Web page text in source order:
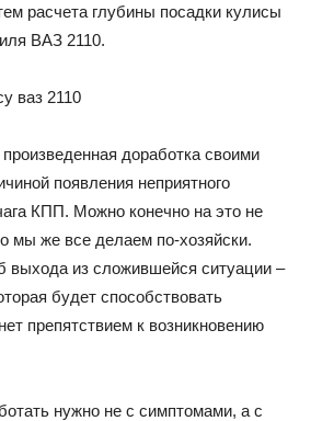
расчета глубины посадки кулисы
ВАЗ 2110.
доработка своими
появления неприятного
КПП. Можно конечно на это не
мы же все делаем по-хозяйски.
выхода из сложившейся ситуации –
будет способствовать
препятствием к возникновению
нужно не с симптомами, а с